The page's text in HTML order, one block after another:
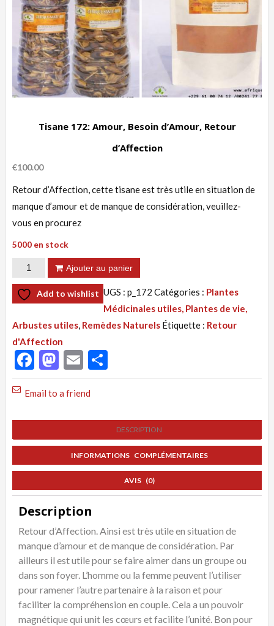
Tisane 172: Amour, Besoin d’Amour, Retour
d’Affection
€100.00
Retour d’Affection, cette tisane est très utile en situation de
manque d’amour et de manque de considération, veuillez-
vous en procurez
5000 en stock
quantité
de
Tisane
Amour,
Besoin
d'Amour,
d'Affection
Ajouter au panier
Add to wishlist UGS : p_172 Catégories : Plantes
Médicinales utiles, Plantes de vie,
Arbustes utiles, Remèdes Naturels Étiquette : Retour
d'Affection
Facebook
Mastodon
Email
Email to a friend
DESCRIPTION
INFORMATIONS COMPLÉMENTAIRES
AVIS (0)
Description
Retour d’Affection. Ainsi est très utile en situation de
manque d’amour et de manque de considération. Par
ailleurs il est utile pour se faire aimer dans un groupe ou
dans son foyer. L’homme ou la femme peuvent l’utiliser
pour ramener l’autre partenaire à la raison et pour
faciliter la compréhension en couple. Cela a un pouvoir
magnétique qui unit les cœurs et facilite l’unité. Bon pour